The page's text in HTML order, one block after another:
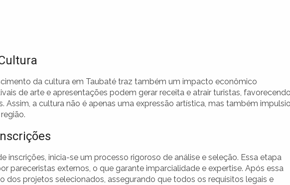
da cultura em Taubaté traz também um impacto econômico
de arte e apresentações podem gerar receita e atrair turistas,
Assim, a cultura não é apenas uma expressão artística, mas também
inscrições, inicia-se um processo rigoroso de análise e seleção. Essa etapa
pareceristas externos, o que garante imparcialidade e expertise. Após essa
dos projetos selecionados, assegurando que todos os requisitos legais e